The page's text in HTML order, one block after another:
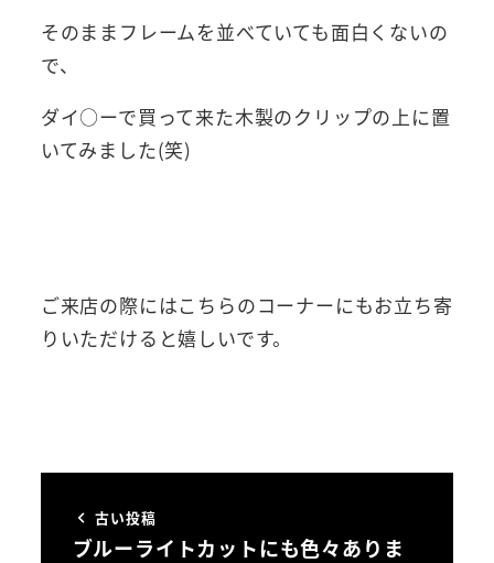
そのままフレームを並べていても面白くないの
で、
ダイ○ーで買って来た木製のクリップの上に置
いてみました(笑)
ご来店の際にはこちらのコーナーにもお立ち寄
りいただけると嬉しいです。
古い投稿
ブルーライトカットにも色々ありま